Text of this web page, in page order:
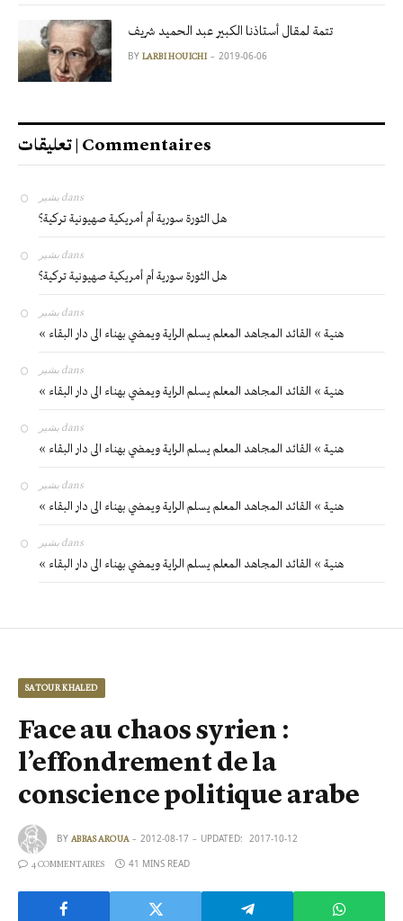
تتمة لمقال أستاذنا الكبير عبد الحميد شريف
BY LARBI HOUICHI 2019-06-06
تعليقات | Commentaires
بشير dans
هل الثورة سورية أم أمريكية صهيونية تركية؟
بشير dans
هل الثورة سورية أم أمريكية صهيونية تركية؟
بشير dans
« هنية » القائد المجاهد المعلم يسلم الراية ويمضي بهناء الى دار البقاء
بشير dans
« هنية » القائد المجاهد المعلم يسلم الراية ويمضي بهناء الى دار البقاء
بشير dans
« هنية » القائد المجاهد المعلم يسلم الراية ويمضي بهناء الى دار البقاء
بشير dans
« هنية » القائد المجاهد المعلم يسلم الراية ويمضي بهناء الى دار البقاء
بشير dans
« هنية » القائد المجاهد المعلم يسلم الراية ويمضي بهناء الى دار البقاء
SATOUR KHALED
Face au chaos syrien :
l’effondrement de la
conscience politique arabe
BY ABBAS AROUA 2012-08-17 UPDATED: 2017-10-12
4 COMMENTAIRES 41 MINS READ